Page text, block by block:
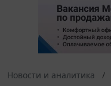
Новости и аналитика